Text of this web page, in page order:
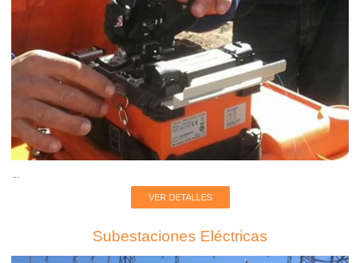
VER DETALLES
Subestaciones Eléctricas